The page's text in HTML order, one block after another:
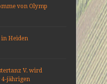
von Olymp
in Heiden
V. wird
4-jährigen